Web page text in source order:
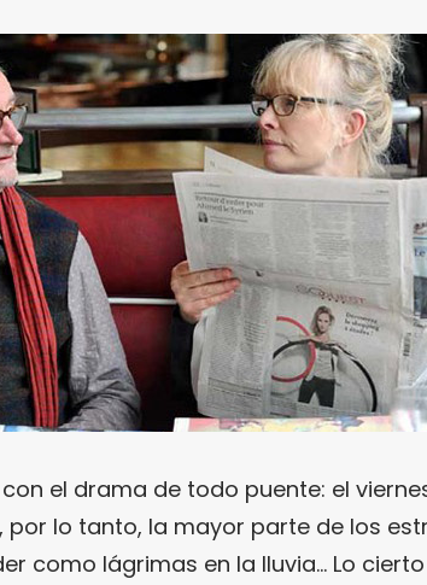
el drama de todo puente: el
por lo tanto, la mayor parte de los
como lágrimas en la lluvia… Lo